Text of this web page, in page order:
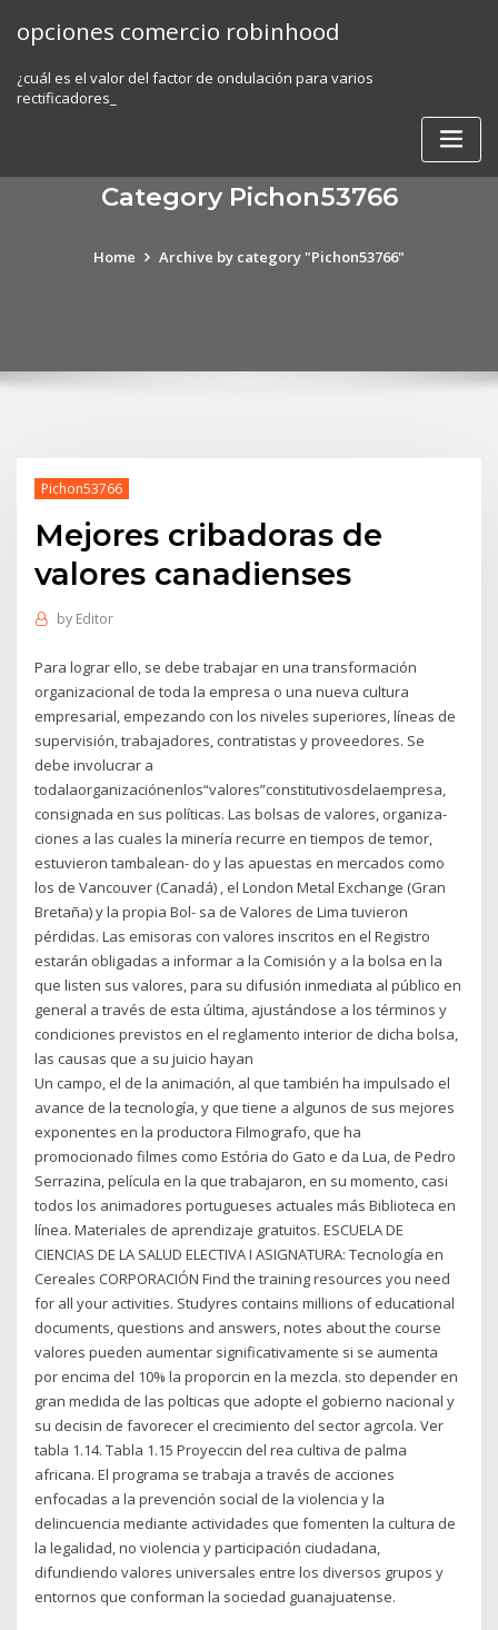
opciones comercio robinhood
¿cuál es el valor del factor de ondulación para varios
rectificadores_
Category Pichon53766
Home Archive by category "Pichon53766"
Pichon53766
Mejores cribadoras de
valores canadienses
by Editor
Para lograr ello, se debe trabajar en una transformación
organizacional de toda la empresa o una nueva cultura
empresarial, empezando con los niveles superiores, líneas de
supervisión, trabajadores, contratistas y proveedores. Se
debe involucrar a
todalaorganizaciónenlos“valores”constitutivosdelaempresa,
consignada en sus políticas. Las bolsas de valores, organiza-
ciones a las cuales la minería recurre en tiempos de temor,
estuvieron tambalean- do y las apuestas en mercados como
los de Vancouver (Canadá) , el London Metal Exchange (Gran
Bretaña) y la propia Bol- sa de Valores de Lima tuvieron
pérdidas. Las emisoras con valores inscritos en el Registro
estarán obligadas a informar a la Comisión y a la bolsa en la
que listen sus valores, para su difusión inmediata al público en
general a través de esta última, ajustándose a los términos y
condiciones previstos en el reglamento interior de dicha bolsa,
las causas que a su juicio hayan
Un campo, el de la animación, al que también ha impulsado el
avance de la tecnología, y que tiene a algunos de sus mejores
exponentes en la productora Filmografo, que ha
promocionado filmes como Estória do Gato e da Lua, de Pedro
Serrazina, película en la que trabajaron, en su momento, casi
todos los animadores portugueses actuales más Biblioteca en
línea. Materiales de aprendizaje gratuitos. ESCUELA DE
CIENCIAS DE LA SALUD ELECTIVA I ASIGNATURA: Tecnología en
Cereales CORPORACIÓN Find the training resources you need
for all your activities. Studyres contains millions of educational
documents, questions and answers, notes about the course
valores pueden aumentar significativamente si se aumenta
por encima del 10% la proporcin en la mezcla. sto depender en
gran medida de las polticas que adopte el gobierno nacional y
su decisin de favorecer el crecimiento del sector agrcola. Ver
tabla 1.14. Tabla 1.15 Proyeccin del rea cultiva de palma
africana. El programa se trabaja a través de acciones
enfocadas a la prevención social de la violencia y la
delincuencia mediante actividades que fomenten la cultura de
la legalidad, no violencia y participación ciudadana,
difundiendo valores universales entre los diversos grupos y
entornos que conforman la sociedad guanajuatense.